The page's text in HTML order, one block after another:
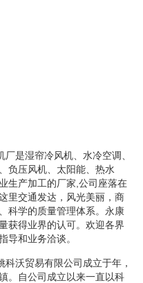
是湿帘冷风机、水冷空调、
负压风机、太阳能、热水
生产加工的厂家,公司座落在
里交通发达，风光美丽，商
科学的质量管理体系。永康
获得业界的认可。欢迎各界
导和业务洽谈。
沃贸易有限公司成立于年，
。自公司成立以来一直以科